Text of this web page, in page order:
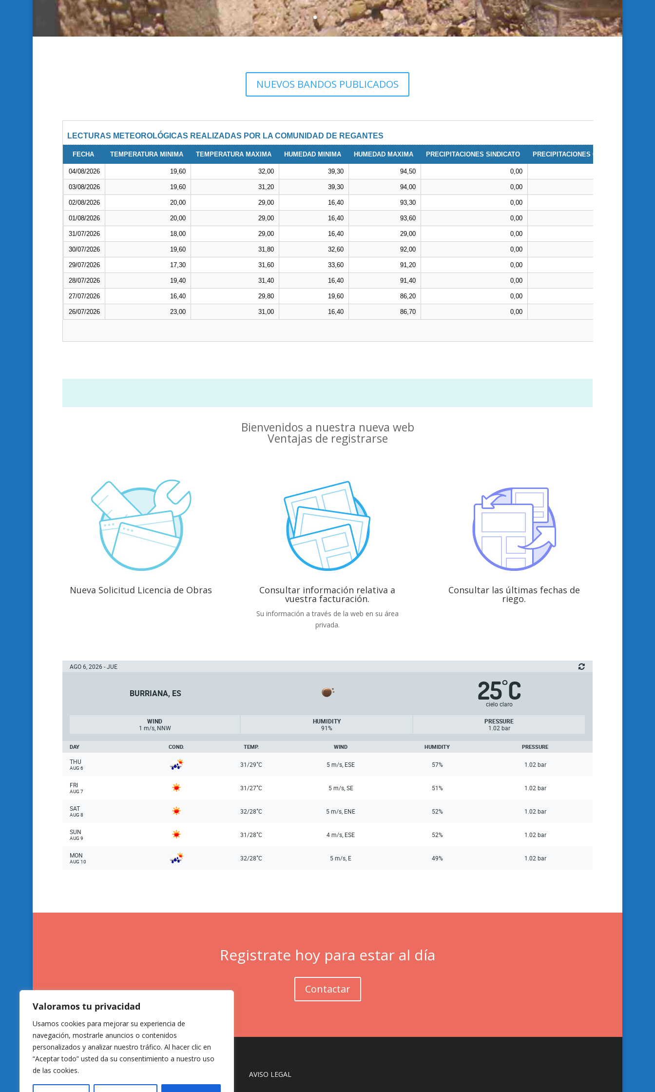
Valoramos tu privacidad
Usamos cookies para mejorar su experiencia de
navegación, mostrarle anuncios o contenidos
personalizados y analizar nuestro tráfico. Al hacer clic en
“Aceptar todo” usted da su consentimiento a nuestro uso
de las cookies.
NUEVOS BANDOS PUBLICADOS
Bienvenidos a nuestra nueva web
Ventajas de registrarse
Nueva Solicitud Licencia de Obras Consultar información relativa a
vuestra facturación.
Su información a través de la web en su área
privada.
Consultar las últimas fechas de
riego.
AGO 6, 2026 - JUE
BURRIANA, ES 25°C
cielo claro
WIND
1 m/s, NNW
HUMIDITY
91%
PRESSURE
1.02 bar
DAY COND. TEMP. WIND HUMIDITY PRESSURE
THU
AUG 6 31/29°C 5 m/s, ESE 57% 1.02 bar
FRI
AUG 7 31/27°C 5 m/s, SE 51% 1.02 bar
SAT
AUG 8 32/28°C 5 m/s, ENE 52% 1.02 bar
SUN
AUG 9 31/28°C 4 m/s, ESE 52% 1.02 bar
MON
AUG 10 32/28°C 5 m/s, E 49% 1.02 bar
Registrate hoy para estar al día
Contactar
CANAL ETICO AVISO LEGAL